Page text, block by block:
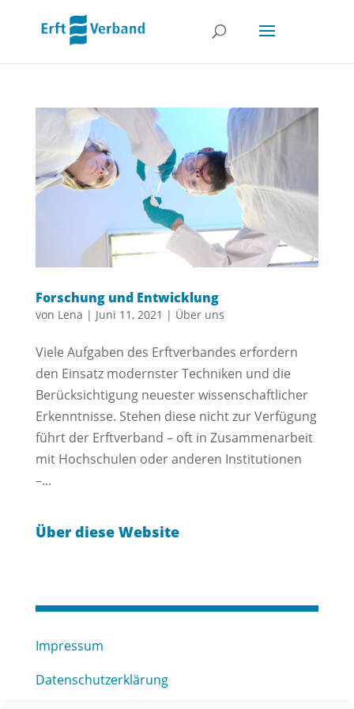
Forschung und Entwicklung
von Lena | Juni 11, 2021 | Über uns
Viele Aufgaben des Erftverbandes erfordern
den Einsatz modernster Techniken und die
Berücksichtigung neuester wissenschaftlicher
Erkenntnisse. Stehen diese nicht zur Verfügung
führt der Erftverband – oft in Zusammenarbeit
mit Hochschulen oder anderen Institutionen
–...
Über diese Website
Impressum
Datenschutzerklärung